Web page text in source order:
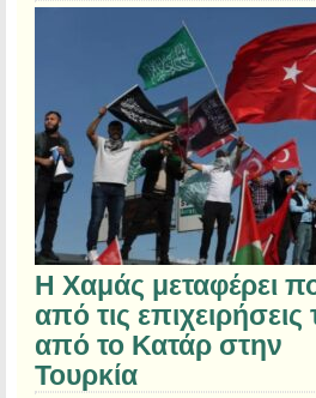
Η Χαμάς μεταφέρει
από τις επιχειρήσεις
από το Κατάρ στην
Τουρκία